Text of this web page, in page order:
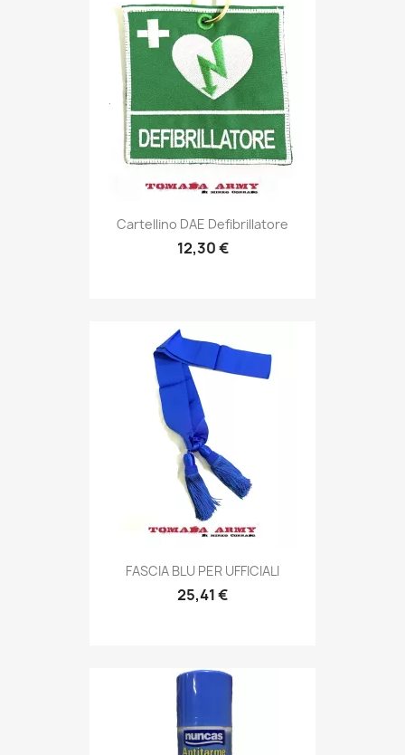
Anteprima
Cartellino DAE Defibrillatore
12,30 €
Anteprima
FASCIA BLU PER UFFICIALI
25,41 €